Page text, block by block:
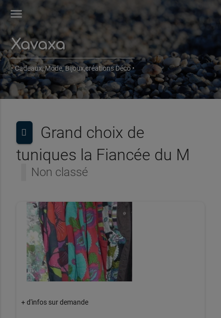
menu
Xavaxa
• Cadeaux, Mode, Bijoux,créations Déco •
Grand choix de
tuniques la Fiancée du M
Non classé
+ d'infos sur demande